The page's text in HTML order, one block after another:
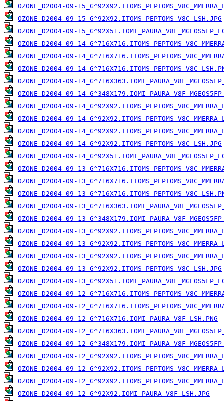
OZONE_D2004-09-
OZONE_D2004-09-15_G^92X92.ITOMS_PEPTOMS_V8C_LSH.JPG
OZONE_D2004-09-
OZONE_D2004-09-
OZONE_D2004-09-
OZONE_D2004-09-
OZONE_D2004-09-
OZONE_D2004-09-
OZONE_D2004-09-
OZONE_D2004-09-
OZONE_D2004-09-
OZONE_D2004-09-14_G^92X92.ITOMS_PEPTOMS_V8C_LSH.JPG
OZONE_D2004-09-
OZONE_D2004-09-
OZONE_D2004-09-
OZONE_D2004-09-
OZONE_D2004-09-
OZONE_D2004-09-
OZONE_D2004-09-
OZONE_D2004-09-
OZONE_D2004-09-
OZONE_D2004-09-13_G^92X92.ITOMS_PEPTOMS_V8C_LSH.JPG
OZONE_D2004-09-
OZONE_D2004-09-
OZONE_D2004-09-
OZONE_D2004-09-12_G^716X716.IOMI_PAURA_V8F_LSH.PNG
OZONE_D2004-09-
OZONE_D2004-09-
OZONE_D2004-09-
OZONE_D2004-09-
OZONE_D2004-09-
OZONE_D2004-09-12_G^92X92.IOMI_PAURA_V8F_LSH.JPG